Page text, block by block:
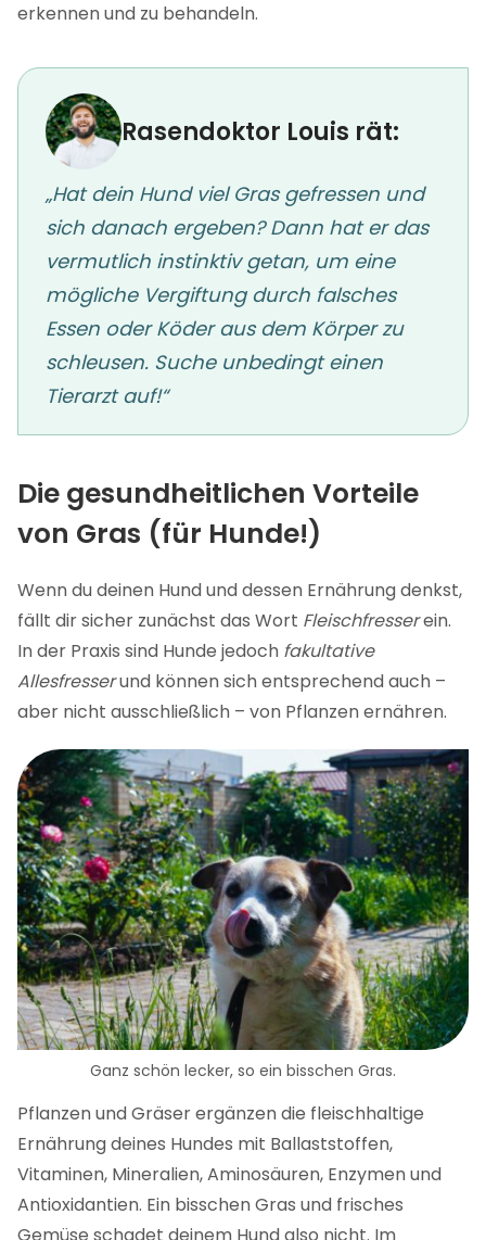
erkennen und zu behandeln.
Rasendoktor Louis rät:
„Hat dein Hund viel Gras gefressen und
sich danach ergeben? Dann hat er das
vermutlich instinktiv getan, um eine
mögliche Vergiftung durch falsches
Essen oder Köder aus dem Körper zu
schleusen. Suche unbedingt einen
Tierarzt auf!“
Die gesundheitlichen Vorteile
von Gras (für Hunde!)
Wenn du deinen Hund und dessen Ernährung denkst,
fällt dir sicher zunächst das Wort Fleischfresserein.
In der Praxis sind Hunde jedoch fakultative
Allesfresserund können sich entsprechend auch –
aber nicht ausschließlich – von Pflanzen ernähren.
Ganz schön lecker, so ein bisschen Gras.
Pflanzen und Gräser ergänzen die fleischhaltige
Ernährung deines Hundes mit Ballaststoffen,
Vitaminen, Mineralien, Aminosäuren, Enzymen und
Antioxidantien. Ein bisschen Gras und frisches